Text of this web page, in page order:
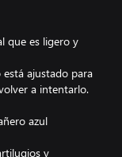
que es ligero y
está ajustado para
a intentarlo.
azul
y